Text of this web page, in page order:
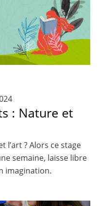
: Nature et
l’art ? Alors ce stage
semaine, laisse libre
imagination.